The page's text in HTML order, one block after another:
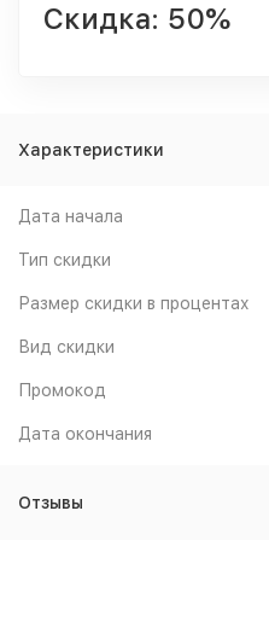
Скидка: 50%
Характеристики
Дата начала
Тип скидки
Размер скидки в процентах
Вид скидки
Промокод
Дата окончания
Отзывы